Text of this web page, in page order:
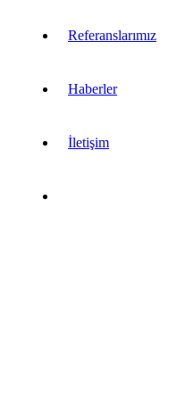
Referanslarımız
Haberler
İletişim